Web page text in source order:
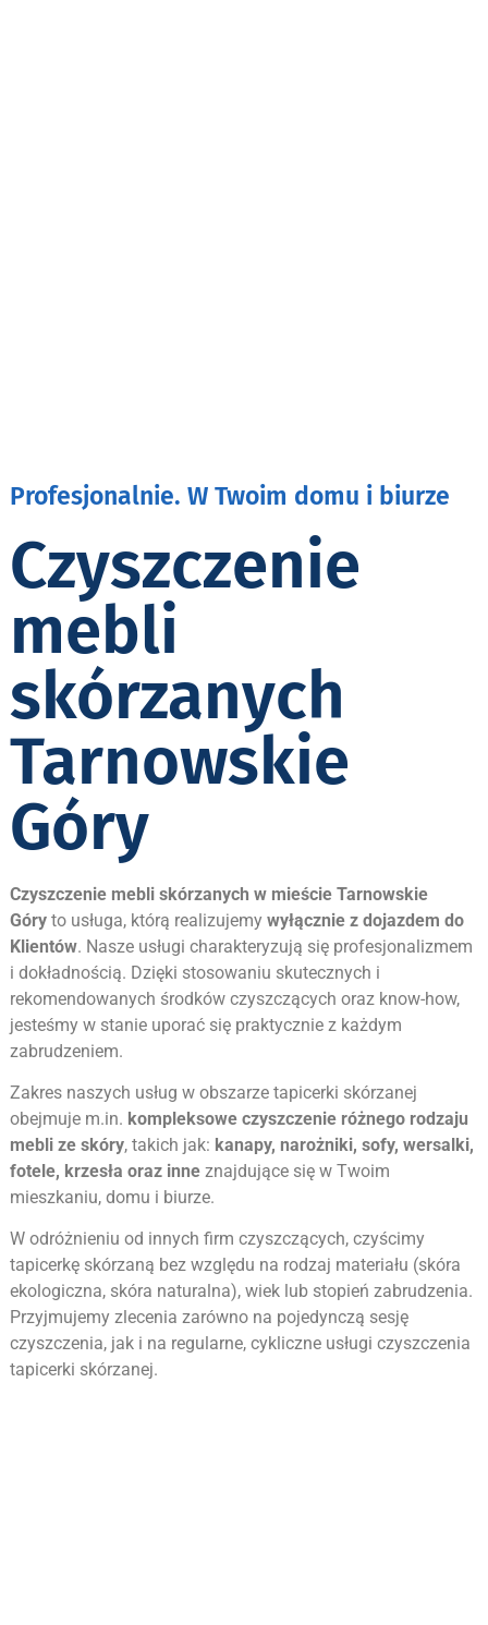
Profesjonalnie. W Twoim domu i biurze
Czyszczenie
mebli
skórzanych
Tarnowskie
Góry
Czyszczenie mebli skórzanych w mieście Tarnowskie
Góryto usługa, którą realizujemy wyłącznie z dojazdem do
Klientów. Nasze usługi charakteryzują się profesjonalizmem
i dokładnością. Dzięki stosowaniu skutecznych i
rekomendowanych środków czyszczących oraz know-how,
jesteśmy w stanie uporać się praktycznie z każdym
zabrudzeniem.
Zakres naszych usług w obszarze tapicerki skórzanej
obejmuje m.in. kompleksowe czyszczenie różnego rodzaju
mebli ze skóry, takich jak: kanapy, narożniki, sofy, wersalki,
fotele, krzesła oraz inneznajdujące się w Twoim
mieszkaniu, domu i biurze.
W odróżnieniu od innych firm czyszczących, czyścimy
tapicerkę skórzaną bez względu na rodzaj materiału (skóra
ekologiczna, skóra naturalna), wiek lub stopień zabrudzenia.
Przyjmujemy zlecenia zarówno na pojedynczą sesję
czyszczenia, jak i na regularne, cykliczne usługi czyszczenia
tapicerki skórzanej.